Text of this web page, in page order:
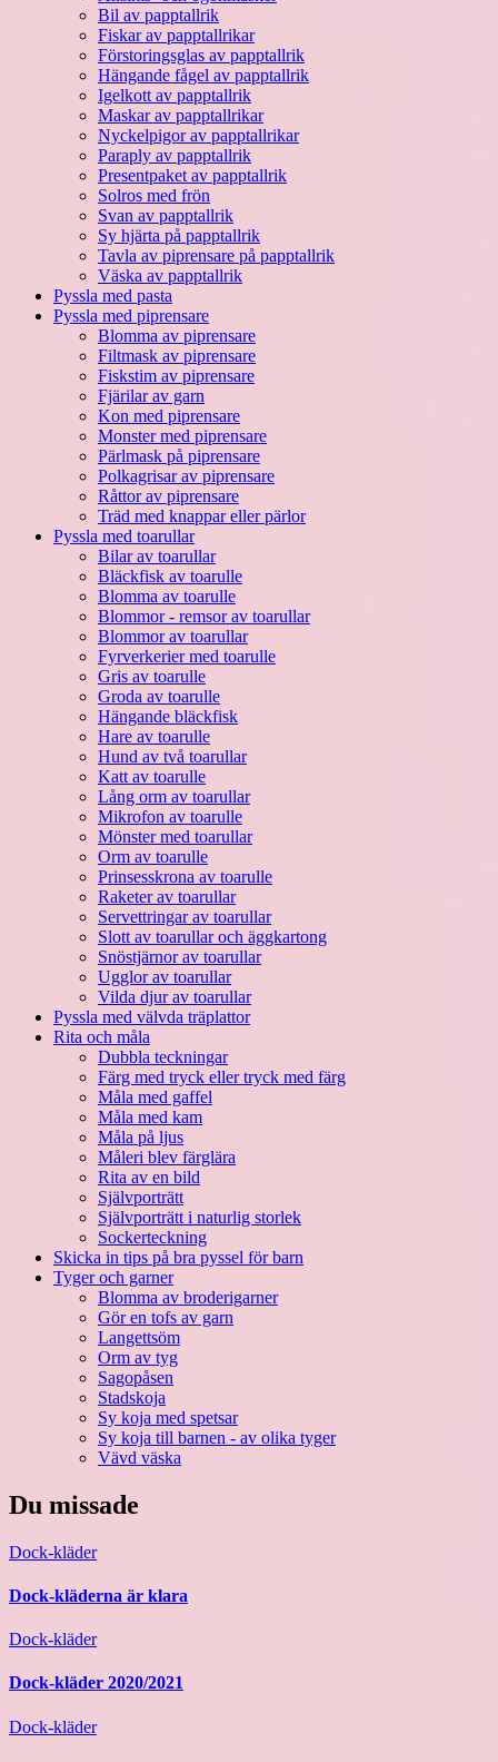
Bil av papptallrik
Fiskar av papptallrikar
Förstoringsglas av papptallrik
Hängande fågel av papptallrik
Igelkott av papptallrik
Maskar av papptallrikar
Nyckelpigor av papptallrikar
Paraply av papptallrik
Presentpaket av papptallrik
Solros med frön
Svan av papptallrik
Sy hjärta på papptallrik
Tavla av piprensare på papptallrik
Väska av papptallrik
Pyssla med pasta
Pyssla med piprensare
Blomma av piprensare
Filtmask av piprensare
Fiskstim av piprensare
Fjärilar av garn
Kon med piprensare
Monster med piprensare
Pärlmask på piprensare
Polkagrisar av piprensare
Råttor av piprensare
Träd med knappar eller pärlor
Pyssla med toarullar
Bilar av toarullar
Bläckfisk av toarulle
Blomma av toarulle
Blommor - remsor av toarullar
Blommor av toarullar
Fyrverkerier med toarulle
Gris av toarulle
Groda av toarulle
Hängande bläckfisk
Hare av toarulle
Hund av två toarullar
Katt av toarulle
Lång orm av toarullar
Mikrofon av toarulle
Mönster med toarullar
Orm av toarulle
Prinsesskrona av toarulle
Raketer av toarullar
Servettringar av toarullar
Slott av toarullar och äggkartong
Snöstjärnor av toarullar
Ugglor av toarullar
Vilda djur av toarullar
Pyssla med välvda träplattor
Rita och måla
Dubbla teckningar
Färg med tryck eller tryck med färg
Måla med gaffel
Måla med kam
Måla på ljus
Måleri blev färglära
Rita av en bild
Självporträtt
Självporträtt i naturlig storlek
Sockerteckning
Skicka in tips på bra pyssel för barn
Tyger och garner
Blomma av broderigarner
Gör en tofs av garn
Langettsöm
Orm av tyg
Sagopåsen
Stadskoja
Sy koja med spetsar
Sy koja till barnen - av olika tyger
Vävd väska
Du missade
Dock-kläder
Dock-kläderna är klara
Dock-kläder
Dock-kläder 2020/2021
Dock-kläder